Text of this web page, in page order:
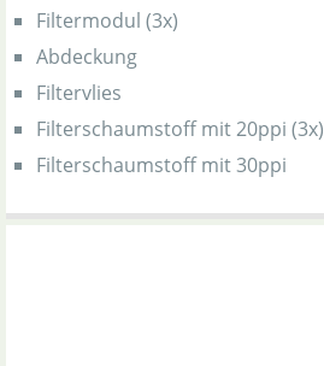
Filtermodul (3x)
Abdeckung
Filtervlies
Filterschaumstoff mit 20ppi (3x)
Filterschaumstoff mit 30ppi